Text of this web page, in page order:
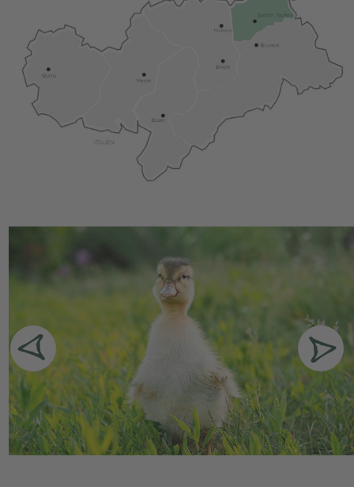
“Wasser”. Nicht nur viele Bergbäche, sondern auch der
Neves-Stausee erwarten Dich. Sogar eigene
Themenwege und ein Museum sind dem Wasser
gewidmet.